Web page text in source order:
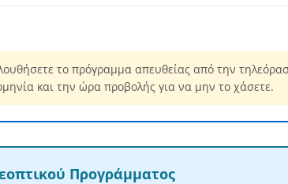
το πρόγραμμα απευθείας από την
και την ώρα προβολής για να μην το χάσετε.
Προγράμματος